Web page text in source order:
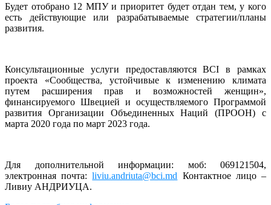
Будет отобрано 12 МПУ и приоритет будет отдан тем, у кого
есть действующие или разрабатываемые стратегии/планы
развития.
Консультационные услуги предоставляются BCI в рамках
проекта «Сообщества, устойчивые к изменению климата
путем расширения прав и возможностей женщин»,
финансируемого Швецией и осуществляемого Программой
развития Организации Объединенных Наций (ПРООН) с
марта 2020 года по март 2023 года.
Для дополнительной информации: моб: 069121504,
электронная почта:liviu.andriuta@bci.md Контактное лицо –
Ливиу АНДРИУЦА.